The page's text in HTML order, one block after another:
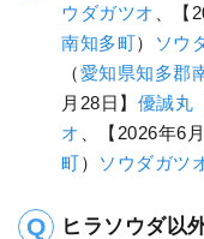
ウダガツオ
、【
南知多町） ソウ
（愛知県知多郡
月28日】 優誠丸
オ 、【2026年6
町） ソウダガツ
ヒラソウダ以